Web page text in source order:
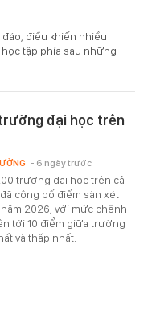
điều khiến nhiều
tập phía sau những
đại học trên
trường đại học trên cả
công bố điểm sàn xét
2026, với mức chênh
tới 10 điểm giữa trường
và thấp nhất.
- 6 ngày trước